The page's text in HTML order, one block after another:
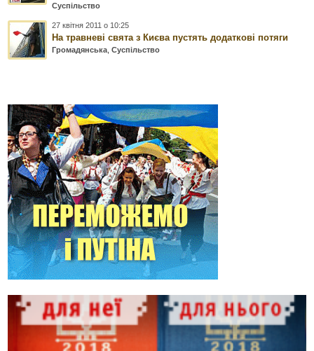
Суспільство
27 квітня 2011 о 10:25
На травневі свята з Києва пустять додаткові потяги
Громадянська ,Суспільство